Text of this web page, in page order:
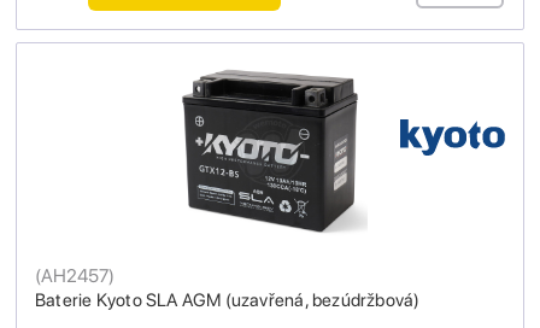
Baterie Kyoto SLA AGM (uzavřená, bezúdržbová)
(AH2457)